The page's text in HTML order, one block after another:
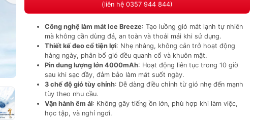
(liên hệ 0357 944 844)
Công nghệ làm mát Ice Breeze: Tạo luồng gió mát lạnh tự nhiên
mà không cần dùng đá, an toàn và thoải mái khi sử dụng.
Thiết kế đeo cổ tiện lợi: Nhẹ nhàng, không cản trở hoạt động
hàng ngày, phân bổ gió đều quanh cổ và khuôn mặt.
Pin dung lượng lớn 4000mAh: Hoạt động liên tục trong 10 giờ
sau khi sạc đầy, đảm bảo làm mát suốt ngày.
3 chế độ gió tùy chỉnh: Dễ dàng điều chỉnh từ gió nhẹ đến mạnh
tùy theo nhu cầu.
Vận hành êm ái: Không gây tiếng ồn lớn, phù hợp khi làm việc,
học tập, và nghỉ ngơi.